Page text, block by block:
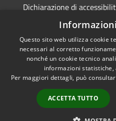
Dichiarazione di
Accessibilità
Privacy
Mappa del sito
Questo sito web utilizza cookie
necessari al corretto
nonché un cookie tecnico
informazioni
Per maggiori dettagli, può
ACCETTA TUTTO